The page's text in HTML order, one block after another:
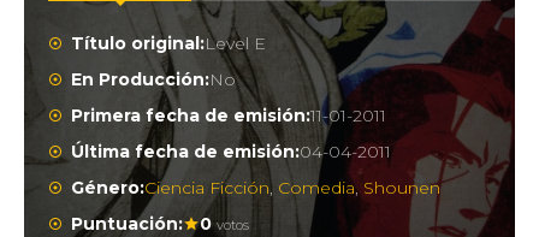
Título original:Level E
En Producción:No
Primera fecha de emisión:11-01-2011
Última fecha de emisión:04-04-2011
Género:Ciencia Ficción, Comedia, Shounen
Puntuación:
0 votos